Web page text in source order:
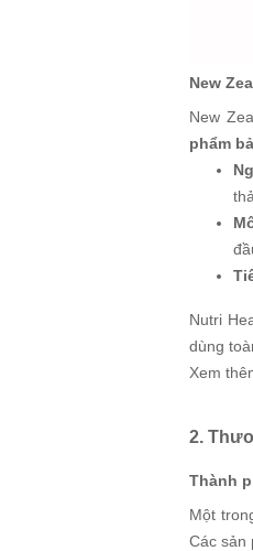
New
New
phẩm
Nutri
dùng
Xem
2.
Thành
Một
Các sản